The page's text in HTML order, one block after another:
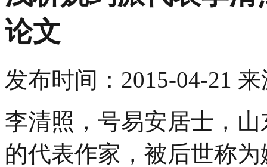
论文
发布时间： 2015-04-21 来
李清照，号易安居士，
的代表作家，被后世称